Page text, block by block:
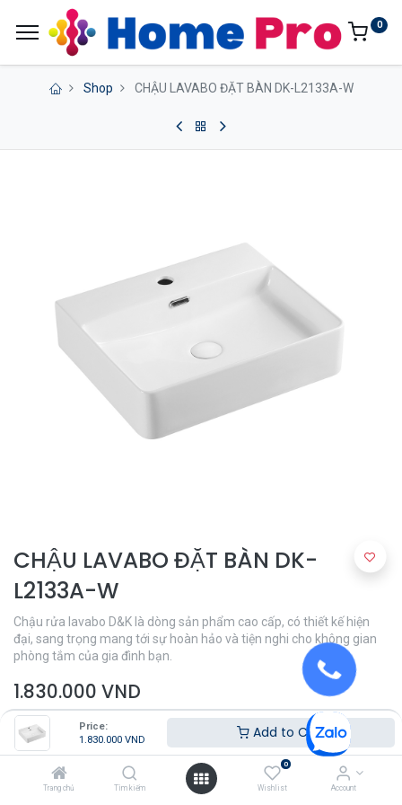
Price:
1.830.000 VND Add to Cart
Trang chủ Tìm kiếm
0
Wishlist Account
0
Shop CHẬU LAVABO ĐẶT BÀN DK-L2133A-W
CHẬU LAVABO ĐẶT BÀN DK-
L2133A-W
Chậu rửa lavabo D&K là dòng sản phẩm cao cấp, có thiết kế hiện
đại, sang trọng mang tới sự hoàn hảo và tiện nghi cho không gian
phòng tắm của gia đình bạn.
1.830.000 VND